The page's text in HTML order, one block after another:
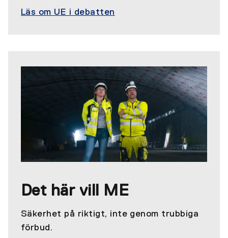
Läs om UE i debatten
Det här vill ME
Säkerhet på riktigt, inte genom trubbiga
förbud.